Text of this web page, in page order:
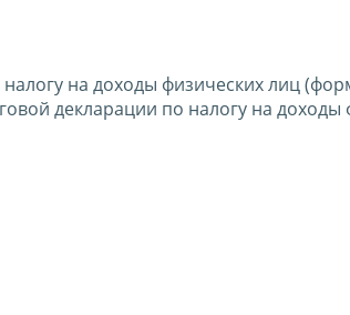
на доходы физических лиц
декларации по налогу на доходы